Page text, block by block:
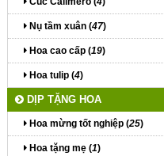
Nụ tầm xuân (47)
Hoa cao cấp (19)
Hoa tulip (4)
DỊP TẶNG HOA
Hoa mừng tốt nghiệp (25)
Hoa tặng mẹ (1)